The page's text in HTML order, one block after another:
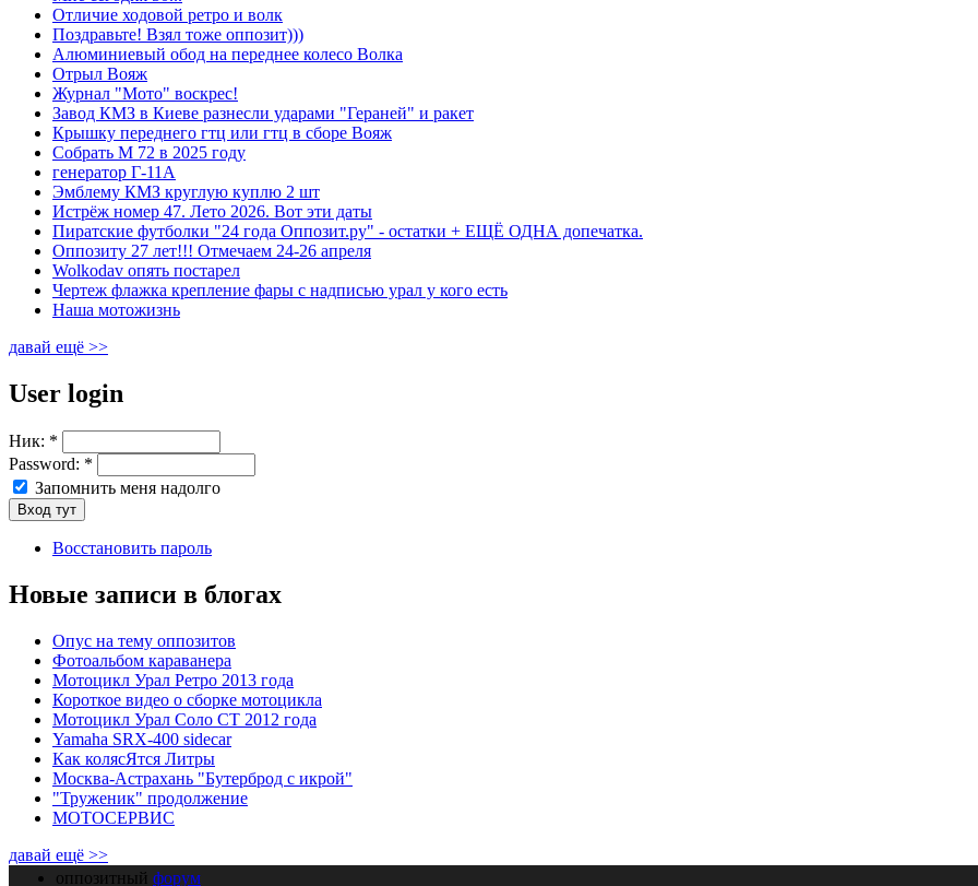
Отличие ходовой ретро и волк
Поздравьте! Взял тоже оппозит)))
Алюминиевый обод на переднее колесо Волка
Отрыл Вояж
Журнал "Мото" воскрес!
Завод КМЗ в Киеве разнесли ударами "Гераней" и ракет
Крышку переднего гтц или гтц в сборе Вояж
Собрать М 72 в 2025 году
генератор Г-11А
Эмблему КМЗ круглую куплю 2 шт
Истрёж номер 47. Лето 2026. Вот эти даты
Пиратские футболки "24 года Оппозит.ру" - остатки + ЕЩЁ ОДНА допечатка.
Оппозиту 27 лет!!! Отмечаем 24-26 апреля
Wolkodav опять постарел
Чертеж флажка крепление фары с надписью урал у кого есть
Наша мотожизнь
давай ещё >>
User login
Ник: *
Password: *
Запомнить меня надолго
Восстановить пароль
Новые записи в блогах
Опус на тему оппозитов
Фотоальбом караванера
Мотоцикл Урал Ретро 2013 года
Короткое видео о сборке мотоцикла
Мотоцикл Урал Соло СТ 2012 года
Yamaha SRX-400 sidecar
Как колясЯтся Литры
Москва-Астрахань "Бутерброд с икрой"
"Труженик" продолжение
МОТОСЕРВИС
давай ещё >>
оппозитный форум